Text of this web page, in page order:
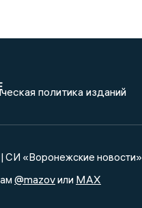
политика изданий
СИ «Воронежские новости»
@mazovили MAX